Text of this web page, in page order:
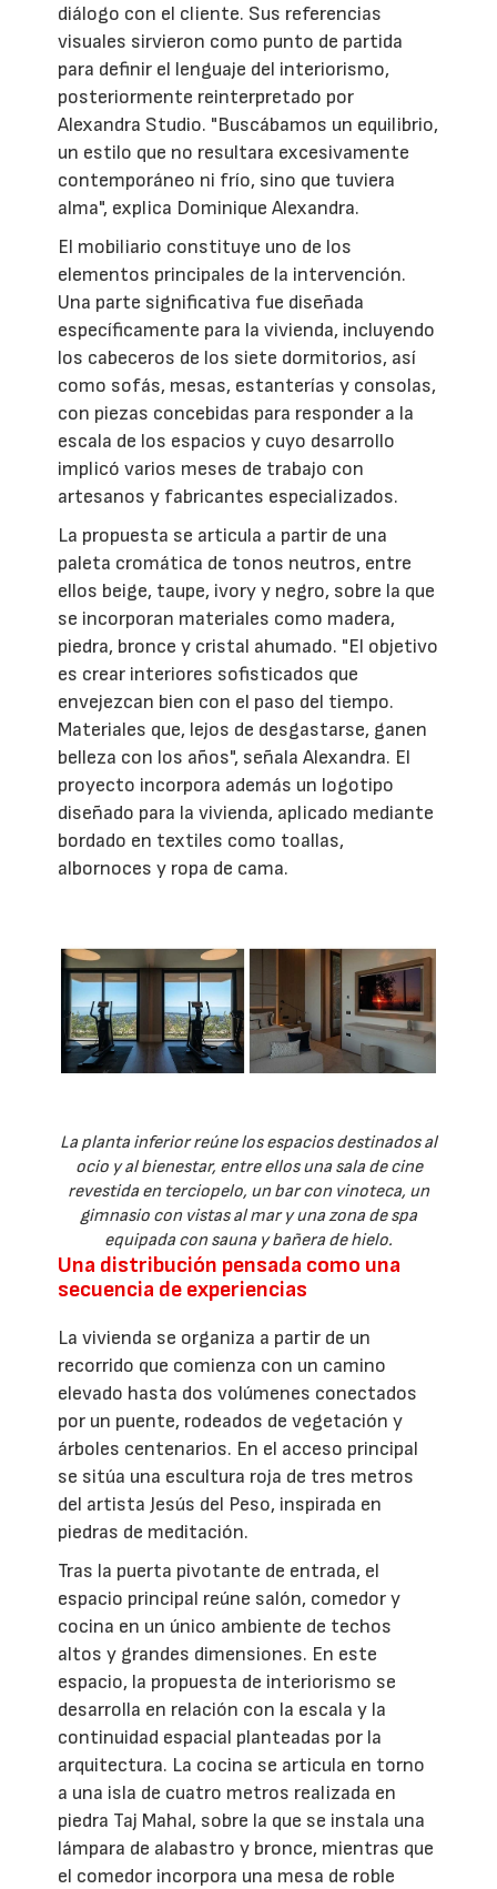
diálogo con el cliente. Sus referencias
visuales sirvieron como punto de partida
para definir el lenguaje del interiorismo,
posteriormente reinterpretado por
Alexandra Studio. "Buscábamos un equilibrio,
un estilo que no resultara excesivamente
contemporáneo ni frío, sino que tuviera
alma", explica Dominique Alexandra.
El mobiliario constituye uno de los
elementos principales de la intervención.
Una parte significativa fue diseñada
específicamente para la vivienda, incluyendo
los cabeceros de los siete dormitorios, así
como sofás, mesas, estanterías y consolas,
con piezas concebidas para responder a la
escala de los espacios y cuyo desarrollo
implicó varios meses de trabajo con
artesanos y fabricantes especializados.
La propuesta se articula a partir de una
paleta cromática de tonos neutros, entre
ellos beige, taupe, ivory y negro, sobre la que
se incorporan materiales como madera,
piedra, bronce y cristal ahumado. "El objetivo
es crear interiores sofisticados que
envejezcan bien con el paso del tiempo.
Materiales que, lejos de desgastarse, ganen
belleza con los años", señala Alexandra. El
proyecto incorpora además un logotipo
diseñado para la vivienda, aplicado mediante
bordado en textiles como toallas,
albornoces y ropa de cama.
La planta inferior reúne los espacios destinados al
ocio y al bienestar, entre ellos una sala de cine
revestida en terciopelo, un bar con vinoteca, un
gimnasio con vistas al mar y una zona de spa
equipada con sauna y bañera de hielo.
Una distribución pensada como una
secuencia de experiencias
La vivienda se organiza a partir de un
recorrido que comienza con un camino
elevado hasta dos volúmenes conectados
por un puente, rodeados de vegetación y
árboles centenarios. En el acceso principal
se sitúa una escultura roja de tres metros
del artista Jesús del Peso, inspirada en
piedras de meditación.
Tras la puerta pivotante de entrada, el
espacio principal reúne salón, comedor y
cocina en un único ambiente de techos
altos y grandes dimensiones. En este
espacio, la propuesta de interiorismo se
desarrolla en relación con la escala y la
continuidad espacial planteadas por la
arquitectura. La cocina se articula en torno
a una isla de cuatro metros realizada en
piedra Taj Mahal, sobre la que se instala una
lámpara de alabastro y bronce, mientras que
el comedor incorpora una mesa de roble